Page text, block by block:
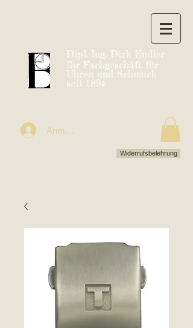
Dipl.-Ing. Dirk Endler
Ihr Fachgeschäft für
Uhren und Schmuck
seit 1894
Anmelden
Widerrufsbelehrung